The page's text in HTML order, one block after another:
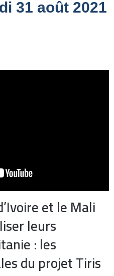
31 août 2021
et le Mali
leurs
: les
du projet Tiris